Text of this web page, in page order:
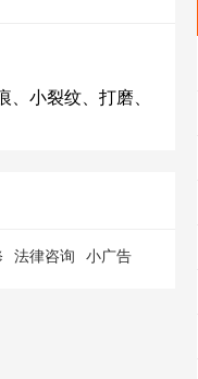
小裂纹、打磨、
法律咨询 小广告